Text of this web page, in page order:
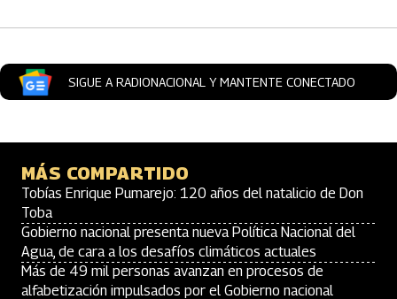
SIGUE A RADIONACIONAL Y MANTENTE CONECTADO
MÁS COMPARTIDO
Tobías Enrique Pumarejo: 120 años del natalicio de Don
Toba
Gobierno nacional presenta nueva Política Nacional del
Agua, de cara a los desafíos climáticos actuales
Más de 49 mil personas avanzan en procesos de
alfabetización impulsados por el Gobierno nacional